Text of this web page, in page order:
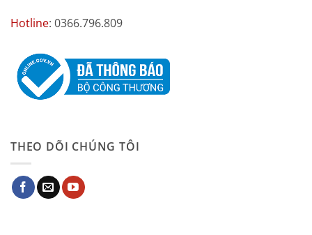
Hotline: 0366.796.809
THEO DÕI CHÚNG TÔI